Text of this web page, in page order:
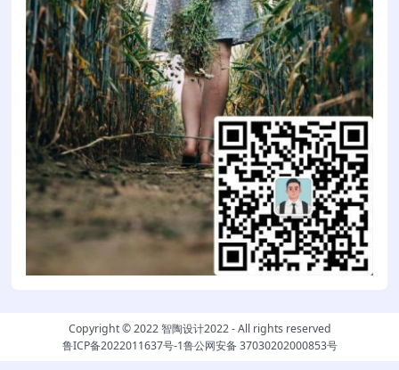
Copyright © 2022智陶设计2022- All rights reserved
鲁ICP备2022011637号-1鲁公网安备 37030202000853号